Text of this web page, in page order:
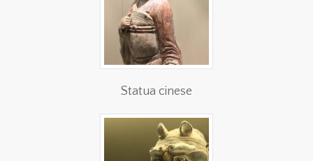
Statua cinese